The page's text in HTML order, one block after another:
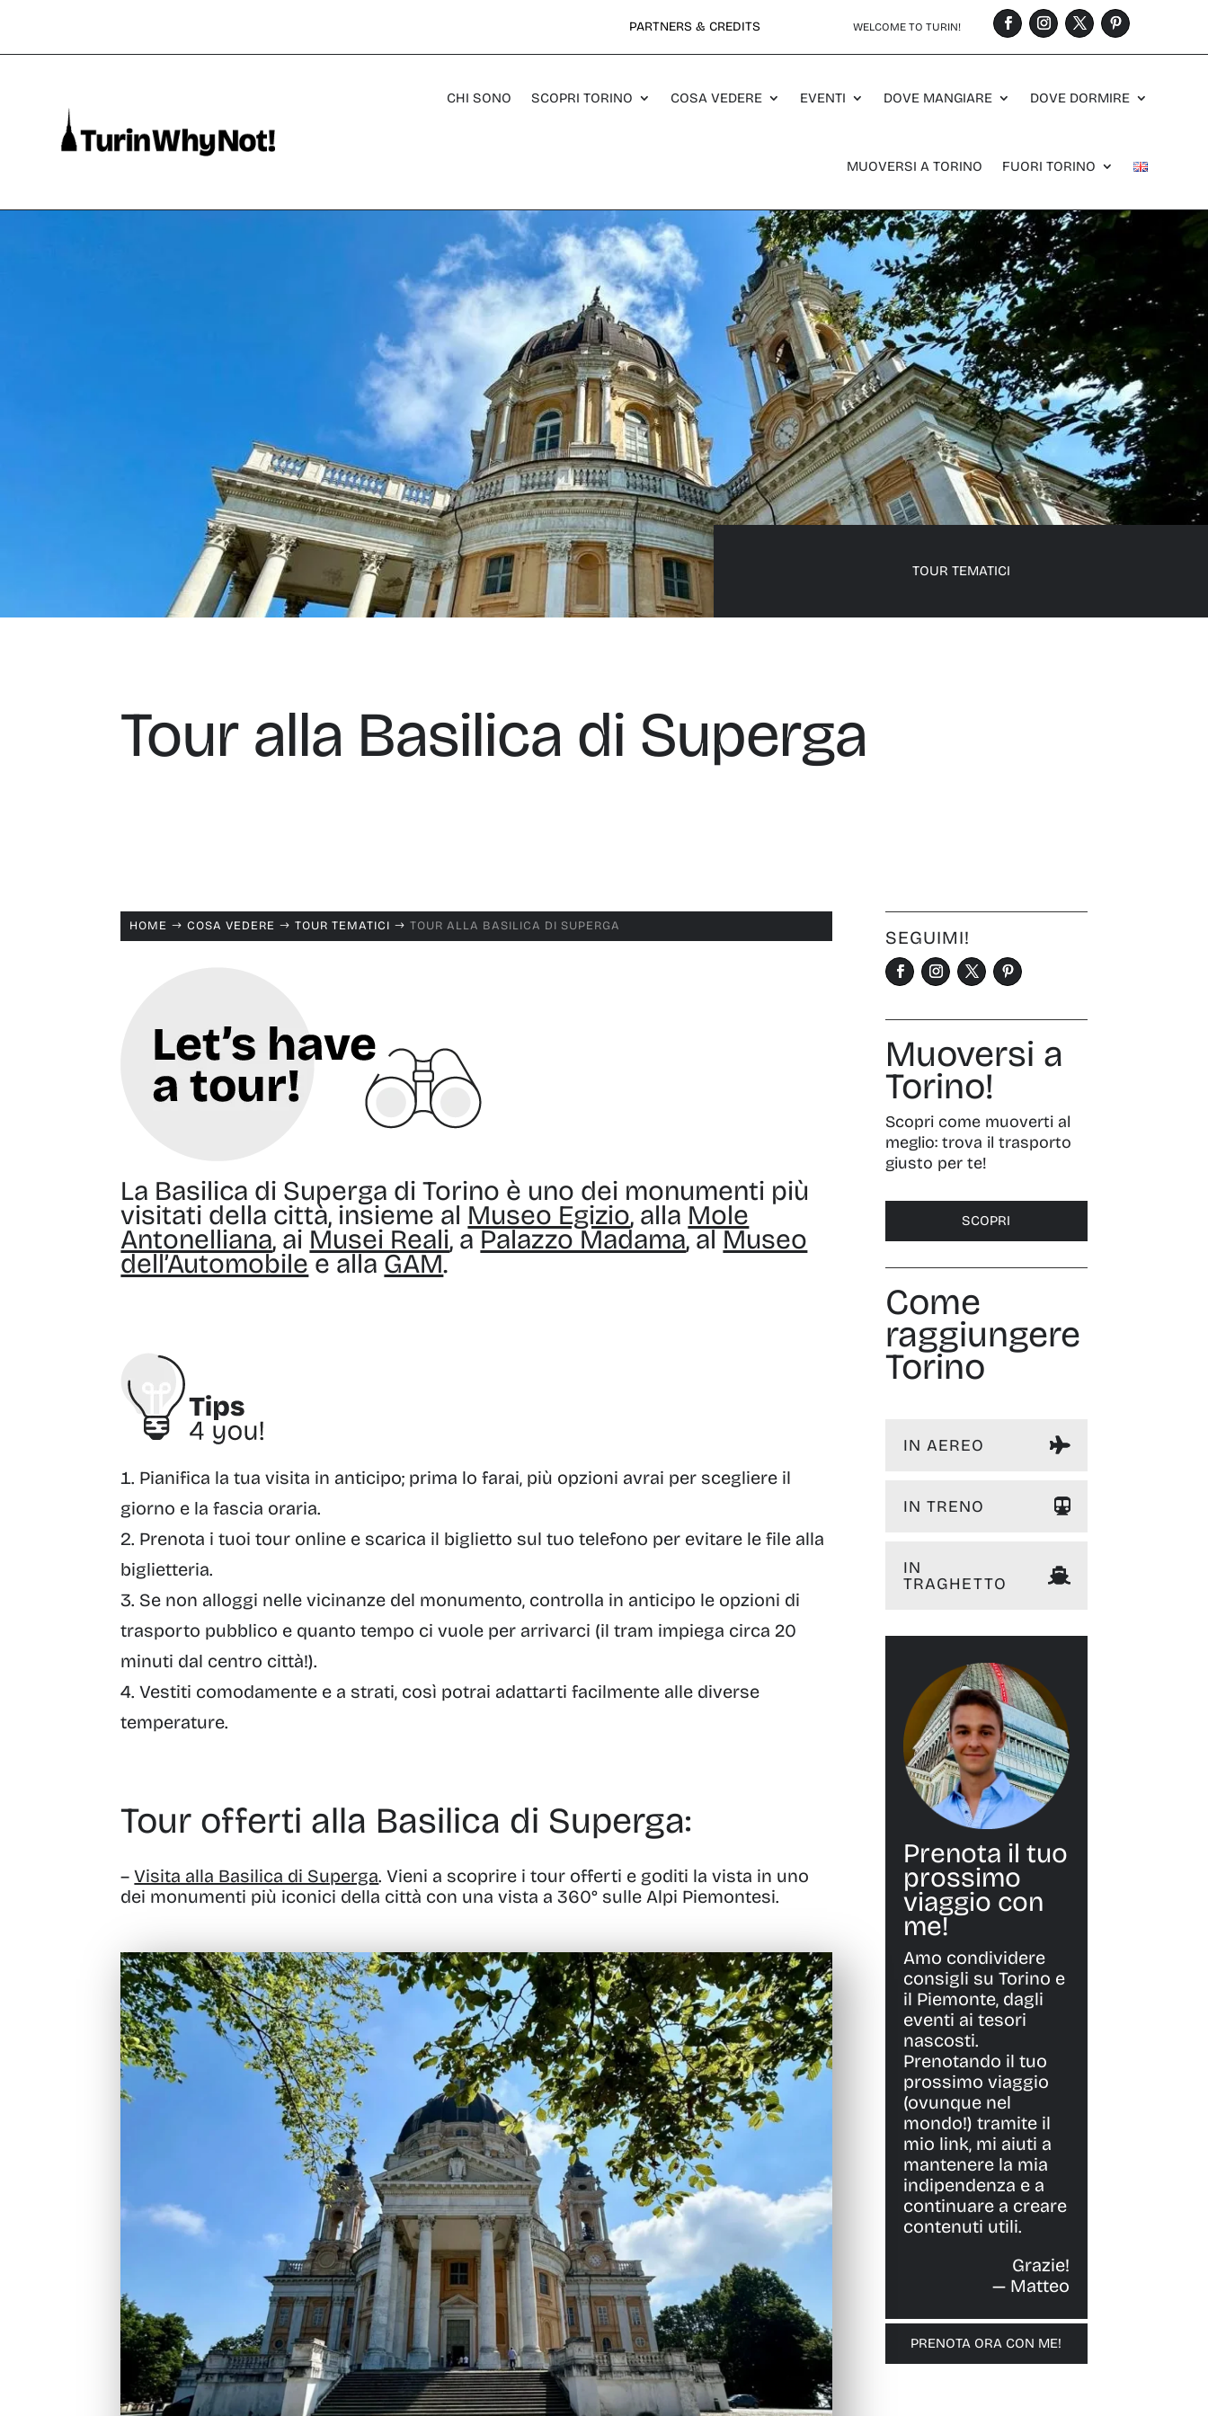
PARTNERS & CREDITS WELCOME TO TURIN!
CHI SONO SCOPRI TORINO COSA VEDERE EVENTI DOVE MANGIARE DOVE DORMIRE
MUOVERSI A TORINO FUORI TORINO
TOUR TEMATICI
Tour alla Basilica di Superga
HOME $ COSA VEDERE $ TOUR TEMATICI $ TOUR ALLA BASILICA DI SUPERGA
La Basilica di Superga di Torino è uno dei monumenti più
visitati della città, insieme al Museo Egizio, alla Mole
Antonelliana, ai Musei Reali, aPalazzo Madama, alMuseo
dell’Automobilee allaGAM.
Pianifica la tua visita in anticipo; prima lo farai, più opzioni avrai per scegliere il
giorno e la fascia oraria.
Prenota i tuoi tour online e scarica il biglietto sul tuo telefono per evitare le file alla
biglietteria.
Se non alloggi nelle vicinanze del monumento, controlla in anticipo le opzioni di
trasporto pubblico e quanto tempo ci vuole per arrivarci (il tram impiega circa 20
minuti dal centro città!).
Vestiti comodamente e a strati, così potrai adattarti facilmente alle diverse
temperature.
Tour offerti alla Basilica di Superga:
–Visita alla Basilica di Superga. Vieni a scoprire i tour offerti e goditi la vista in uno
dei monumenti più iconici della città con una vista a 360° sulle Alpi Piemontesi.
SEGUIMI!
Muoversi a
Torino!
Scopri come muoverti al
meglio: trova il trasporto
giusto per te!
SCOPRI
Come
raggiungere
Torino
IN AEREO
IN TRENO
IN
TRAGHETTO
Prenota il tuo
prossimo
viaggio con
me!
Amo condividere
consigli su Torino e
il Piemonte, dagli
eventi ai tesori
nascosti.
Prenotando il tuo
prossimo viaggio
(ovunque nel
mondo!) tramite il
mio link, mi aiuti a
mantenere la mia
indipendenza e a
continuare a creare
contenuti utili.
Grazie!
— Matteo
PRENOTA ORA CON ME!